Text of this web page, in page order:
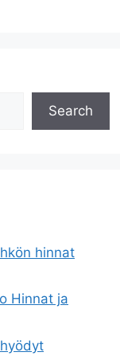
Search
hinnat
Hinnat ja